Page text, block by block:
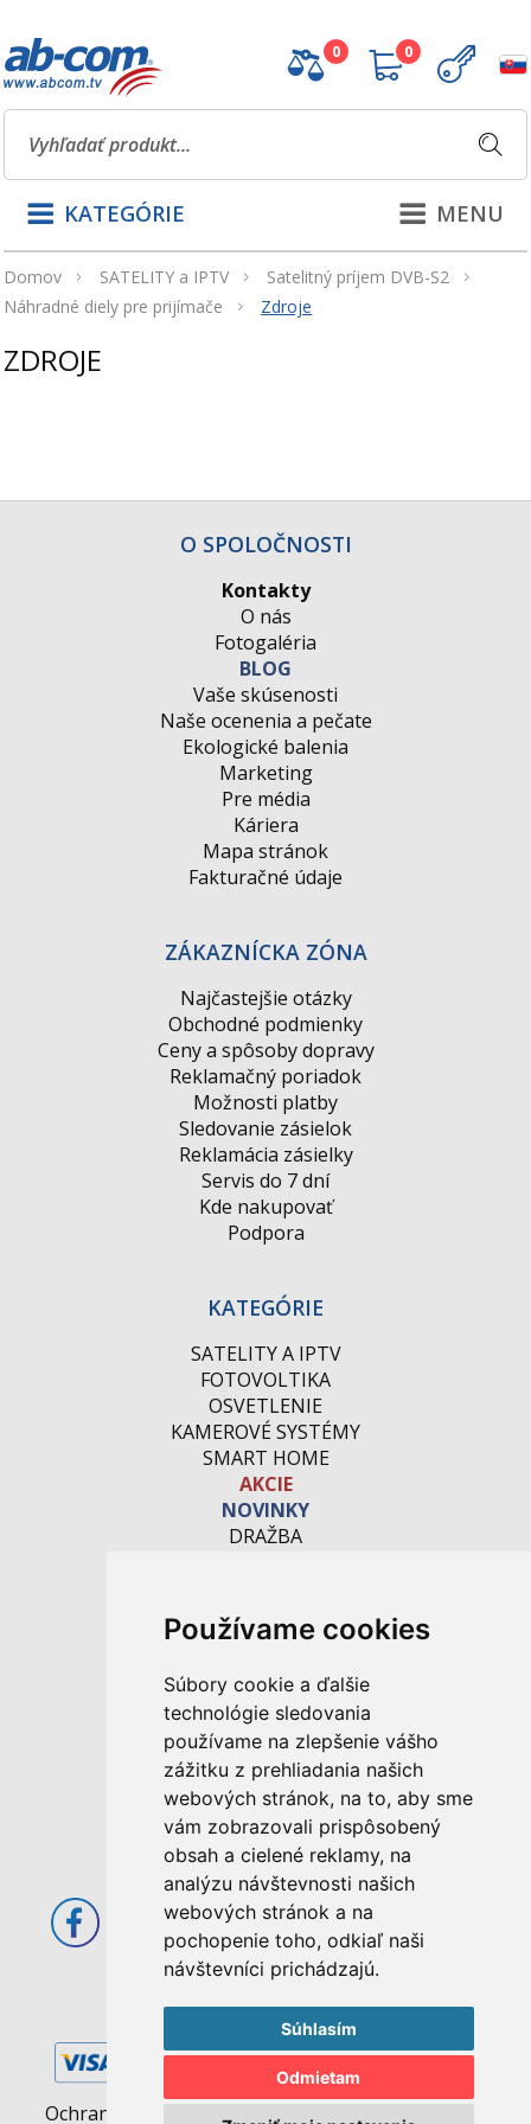
Používame cookies
Súbory cookie a ďalšie
technológie sledovania
používame na zlepšenie vášho
zážitku z prehliadania našich
webových stránok, na to, aby sme
vám zobrazovali prispôsobený
obsah a cielené reklamy, na
analýzu návštevnosti našich
webových stránok a na
pochopenie toho, odkiaľ naši
návštevníci prichádzajú.
Súhlasím
Odmietam
0 0
MENU
KATEGÓRIE
Domov SATELITY a IPTV
Satelitný príjem DVB-S2
Náhradné diely pre prijímače
Zdroje
ZDROJE
O SPOLOČNOSTI
Kontakty
O nás
Fotogaléria
BLOG
Vaše skúsenosti
Naše ocenenia a pečate
Ekologické balenia
Marketing
Pre média
Káriera
Mapa stránok
Fakturačné údaje
ZÁKAZNÍCKA ZÓNA
Najčastejšie otázky
Obchodné podmienky
Ceny a spôsoby dopravy
Reklamačný poriadok
Možnosti platby
Sledovanie zásielok
Reklamácia zásielky
Servis do 7 dní
Kde nakupovať
Podpora
KATEGÓRIE
SATELITY A IPTV
FOTOVOLTIKA
OSVETLENIE
KAMEROVÉ SYSTÉMY
SMART HOME
AKCIE
NOVINKY
DRAŽBA
M. Rázusa 4795/34
955 01 Topoľčany
Slovenská republika
E-mail: info@abcom.sk
Tel: +421 38 53 62 611
Otváracie hodiny:
Po - Pia: 08:00 - 17:00
Ochrana osobných údajov | Pravidlá cookies